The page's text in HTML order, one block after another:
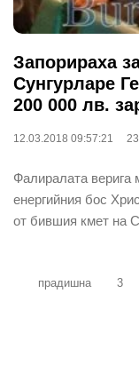
Запорираха
Сунгурларе
200 000 лв.
12.03.2018 09:57:21
Фалиралата верига
енергийния бос
от бившия кмет на
прадишна 3